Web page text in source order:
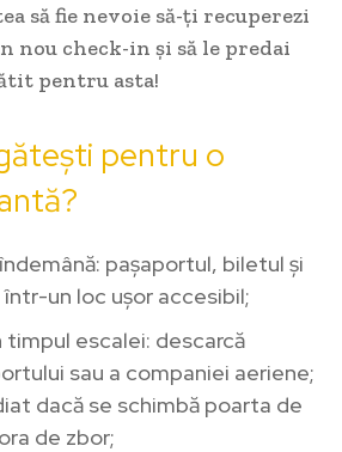
să fie nevoie să-ți recuperezi
nou check-in și să le predai
pentru asta!
pentru o
pașaportul, biletul și
un loc ușor accesibil;
escalei: descarcă
sau a companiei aeriene;
dacă se schimbă poarta de
de zbor;